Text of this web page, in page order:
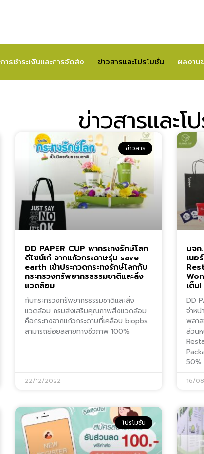
การชำระเงินและการจัดส่ง ข่าวสารและโปรโมชั่น ผลงาน
ข่าวสารและโ
ข่าวสาร
DD PAPER CUP พากระทงรักษ์โลก
ดีไซน์เก๋ จากแก้วกระดาษรุ่น save
earth เข้าประกวดกระทงรักษ์โลกกับ
กระทรวงทรัพยากรธรรมชาติและสิ่ง
แวดล้อม
กับกระทรวงทรัพยากรธรรมชาติและสิ่ง
แวดล้อม กรมส่งเสริมคุณภาพสิ่งแวดล้อม
คือกระทงจากแก้วกระดาษที่เคลือบ biopbs
สามารถย่อยสลายทางชีวภาพ 100%
22/12/2022
บจก
เนอ
เต็ม!
DD
จำห
พลา
ส่วน
50%
16/
โปรโมชั่น